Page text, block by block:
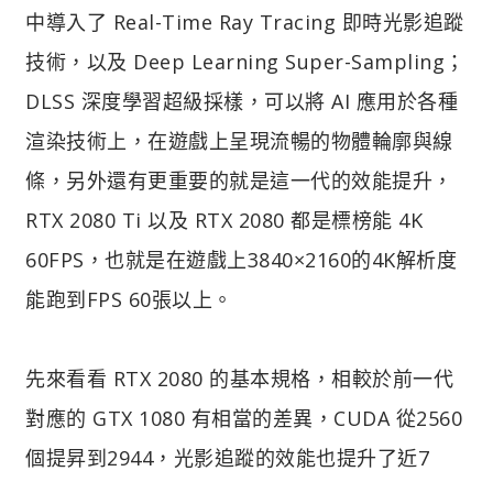
中導入了 Real-Time Ray Tracing 即時光影追蹤
技術，以及 Deep Learning Super-Sampling；
DLSS 深度學習超級採樣，可以將 AI 應用於各種
渲染技術上，在遊戲上呈現流暢的物體輪廓與線
條，另外還有更重要的就是這一代的效能提升，
RTX 2080 Ti 以及 RTX 2080 都是標榜能 4K
60FPS，也就是在遊戲上3840×2160的4K解析度
能跑到FPS 60張以上。
先來看看 RTX 2080 的基本規格，相較於前一代
對應的 GTX 1080 有相當的差異，CUDA 從2560
個提昇到2944，光影追蹤的效能也提升了近7